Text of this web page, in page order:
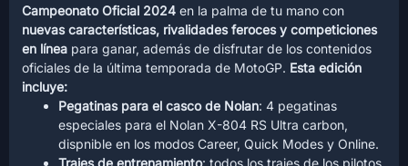
Campeonato Oficial 2024 en la palma de tu mano con
nuevas características, rivalidades feroces y competiciones
en línea para ganar, además de disfrutar de los contenidos
oficiales de la última temporada de MotoGP. Esta edición
incluye:
Pegatinas para el casco de Nolan: 4 pegatinas
especiales para el Nolan X-804 RS Ultra carbon,
dispnible en los modos Career, Quick Modes y Online.